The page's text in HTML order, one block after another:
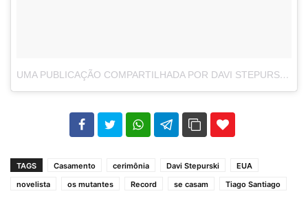
UMA PUBLICAÇÃO COMPARTILHADA POR DAVI STEPURSKI 🔯 (@DAVI_STEPURSKI)
102 35
TAGS Casamento cerimônia Davi Stepurski
EUA
novelista
os mutantes Record se casam Tiago Santiago